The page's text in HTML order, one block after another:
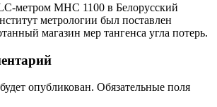
метром МНС 1100 в Белорусский
метрологии был поставлен
магазин мер тангенса угла потерь.
опубликован. Обязательные поля